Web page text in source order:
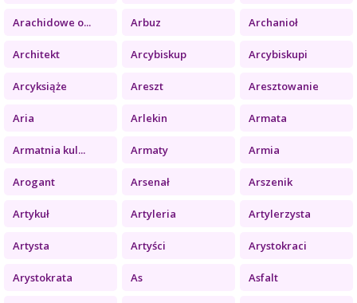
Arachidowe o... Arbuz Archanioł
Architekt Arcybiskup Arcybiskupi
Arcyksiąże Areszt Aresztowanie
Aria Arlekin Armata
Armatnia kul... Armaty Armia
Arogant Arsenał Arszenik
Artykuł Artyleria Artylerzysta
Artysta Artyści Arystokraci
Arystokrata As Asfalt